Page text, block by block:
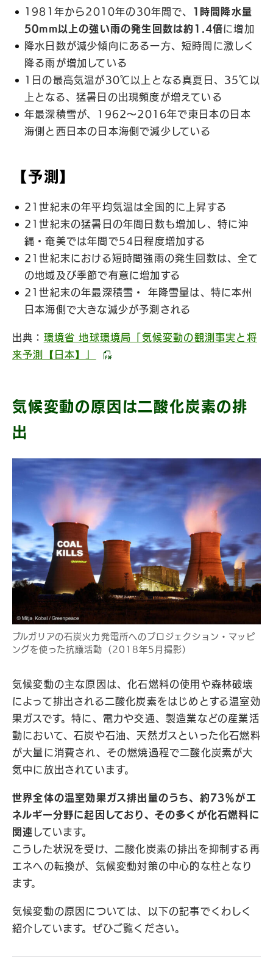
1981年から2010年の30年間で、
1時間降水量
50mm以上の強い雨の発生回数は約1.4倍に増加
降水日数が減少傾向にある一方、短時間に激しく
降る雨が増加している
1日の最高気温が30℃以上となる真夏日、35℃以
上となる、猛暑日の出現頻度が増えている
年最深積雪が、1962～2016年で東日本の日本
海側と西日本の日本海側で減少している
【予測】
21世紀末の年平均気温は全国的に上昇する
21世紀末の猛暑日の年間日数も増加し、特に沖
縄・奄美では年間で54日程度増加する
21世紀末における短時間強雨の発生回数は、全て
の地域及び季節で有意に増加する
21世紀末の年最深積雪・ 年降雪量は、特に本州
日本海側で大きな減少が予測される
出典： 環境省 地球環境局「気候変動の観測事実と将
来予測【日本】」
気候変動の原因は二酸化炭素の排
出
ブルガリアの石炭火力発電所へのプロジェクション・マッピ
ングを使った抗議活動（2018年5月撮影）
気候変動の主な原因は、化石燃料の使用や森林破壊
によって排出される二酸化炭素をはじめとする温室効
果ガスです。特に、電力や交通、製造業などの産業活
動において、石炭や石油、天然ガスといった化石燃料
が大量に消費され、その燃焼過程で二酸化炭素が大
気中に放出されています。
世界全体の温室効果ガス排出量のうち、約73％がエ
ネルギー分野に起因しており、その多くが化石燃料に
関連 しています。
こうした状況を受け、二酸化炭素の排出を抑制する再
エネへの転換が、気候変動対策の中心的な柱となり
ます。
気候変動の原因については、以下の記事でくわしく
紹介しています。ぜひご覧ください。